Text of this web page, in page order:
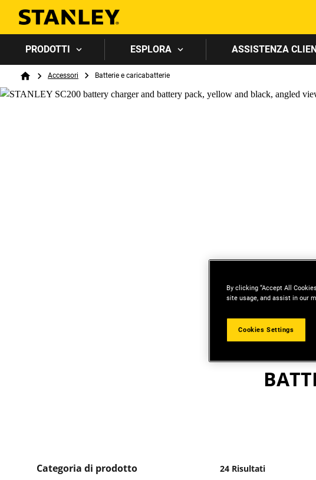
PRODOTTI ESPLORA ASSISTENZA
Breadcrumb
HomeAccessori Batterie e caricabatterie
Categoria di prodotto 24 Risultati
By clicking “Accept All
site usage, and assist in our
Cookies Settings